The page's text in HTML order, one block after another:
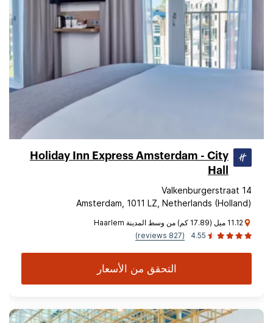
Holiday Inn Express Amsterdam - City
Hall
Valkenburgerstraat 14
Amsterdam, 1011 LZ, Netherlands (Holland)
11.12 ميل (17.89 كم) من وسط المدينة Haarlem
4.55
(827 reviews)
التحقق من الأسعار